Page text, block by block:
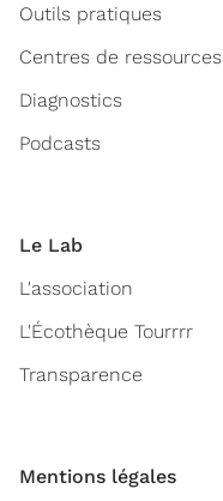
Outils pratiques
Centres de ressources
Diagnostics
Podcasts
Le Lab
L'association
L'Écothèque Tourrrr
Transparence
Mentions légales